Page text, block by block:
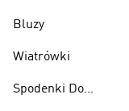
Bluzy
Wiatrówki
Spodenki Do